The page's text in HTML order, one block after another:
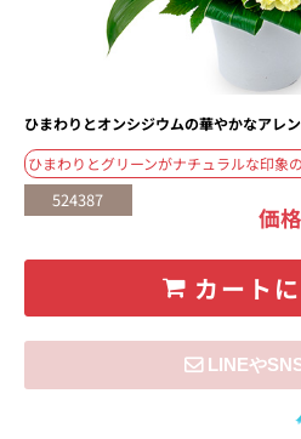
ひまわりとオンシジウムの華やかなアレ
ひまわりとグリーンがナチュラルな印象
524387
価
カート
住所を知らない相手